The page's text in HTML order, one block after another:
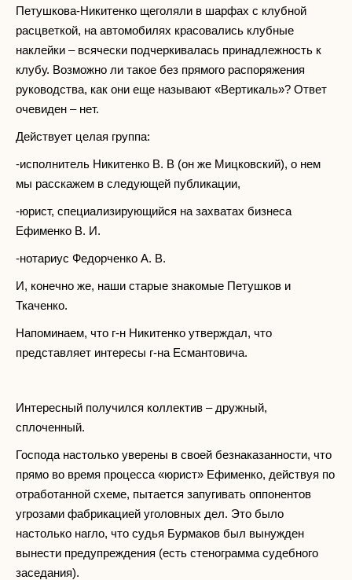
Петушкова-Никитенко щеголяли в шарфах с клубной
расцветкой, на автомобилях красовались клубные
наклейки – всячески подчеркивалась принадлежность к
клубу. Возможно ли такое без прямого распоряжения
руководства, как они еще называют «Вертикаль»? Ответ
очевиден – нет.
Действует целая группа:
-исполнитель Никитенко В. В (он же Мицковский), о нем
мы расскажем в следующей публикации,
-юрист, специализирующийся на захватах бизнеса
Ефименко В. И.
-нотариус Федорченко А. В.
И, конечно же, наши старые знакомые Петушков и
Ткаченко.
Напоминаем, что г-н Никитенко утверждал, что
представляет интересы г-на Есмантовича.
Интересный получился коллектив – дружный,
сплоченный.
Господа настолько уверены в своей безнаказанности, что
прямо во время процесса «юрист» Ефименко, действуя по
отработанной схеме, пытается запугивать оппонентов
угрозами фабрикацией уголовных дел. Это было
настолько нагло, что судья Бурмаков был вынужден
вынести предупреждения (есть стенограмма судебного
заседания).